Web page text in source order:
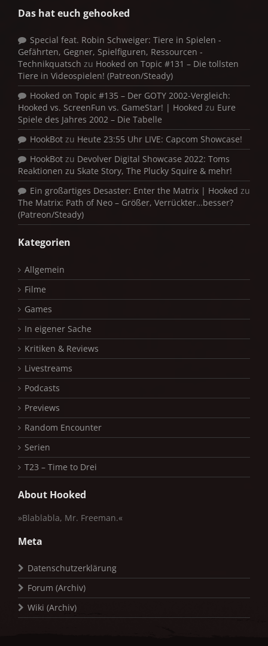
Das hat euch gehooked
Special feat. Robin Schweiger: Tiere in Spielen -
Gefährten, Gegner, Spielfiguren, Ressourcen -
Technikquatsch zu Hooked on Topic #131 – Die tollsten
Tiere in Videospielen! (Patreon/Steady)
Hooked on Topic #135 – Der GOTY 2002-Vergleich:
Hooked vs. ScreenFun vs. GameStar! | Hooked zu Eure
Spiele des Jahres 2002 – Die Tabelle
HookBot zu Heute 23:55 Uhr LIVE: Capcom Showcase!
HookBot zu Devolver Digital Showcase 2022: Toms
Reaktionen zu Skate Story, The Plucky Squire & mehr!
Ein großartiges Desaster: Enter the Matrix | Hooked zu
The Matrix: Path of Neo – Größer, Verrückter…besser?
(Patreon/Steady)
Kategorien
Allgemein
Filme
Games
In eigener Sache
Kritiken & Reviews
Livestreams
Podcasts
Previews
Random Encounter
Serien
T23 – Time to Drei
About Hooked
»Blablabla, Mr. Freeman.«
Meta
Datenschutzerklärung
Forum (Archiv)
Wiki (Archiv)